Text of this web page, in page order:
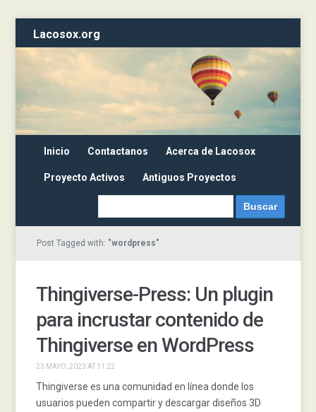
Lacosox.org
Inicio Contactanos Acerca de Lacosox
Proyecto Activos Antiguos Proyectos
Post Tagged with: "wordpress"
Thingiverse-Press: Un plugin
para incrustar contenido de
Thingiverse en WordPress
23 MAYO, 2023 AT 11:22
Thingiverse es una comunidad en línea donde los
usuarios pueden compartir y descargar diseños 3D